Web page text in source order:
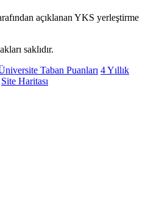
açıklanan YKS yerleştirme
saklıdır.
Taban Puanları 4 Yıllık
Site Haritası